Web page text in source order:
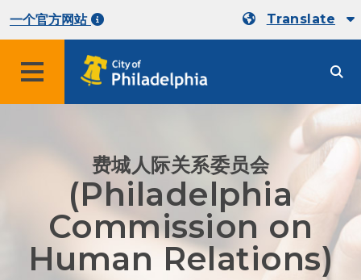
一个官方网站 Translate
费城人际关系委员会
(Philadelphia
Commission on
Human Relations)